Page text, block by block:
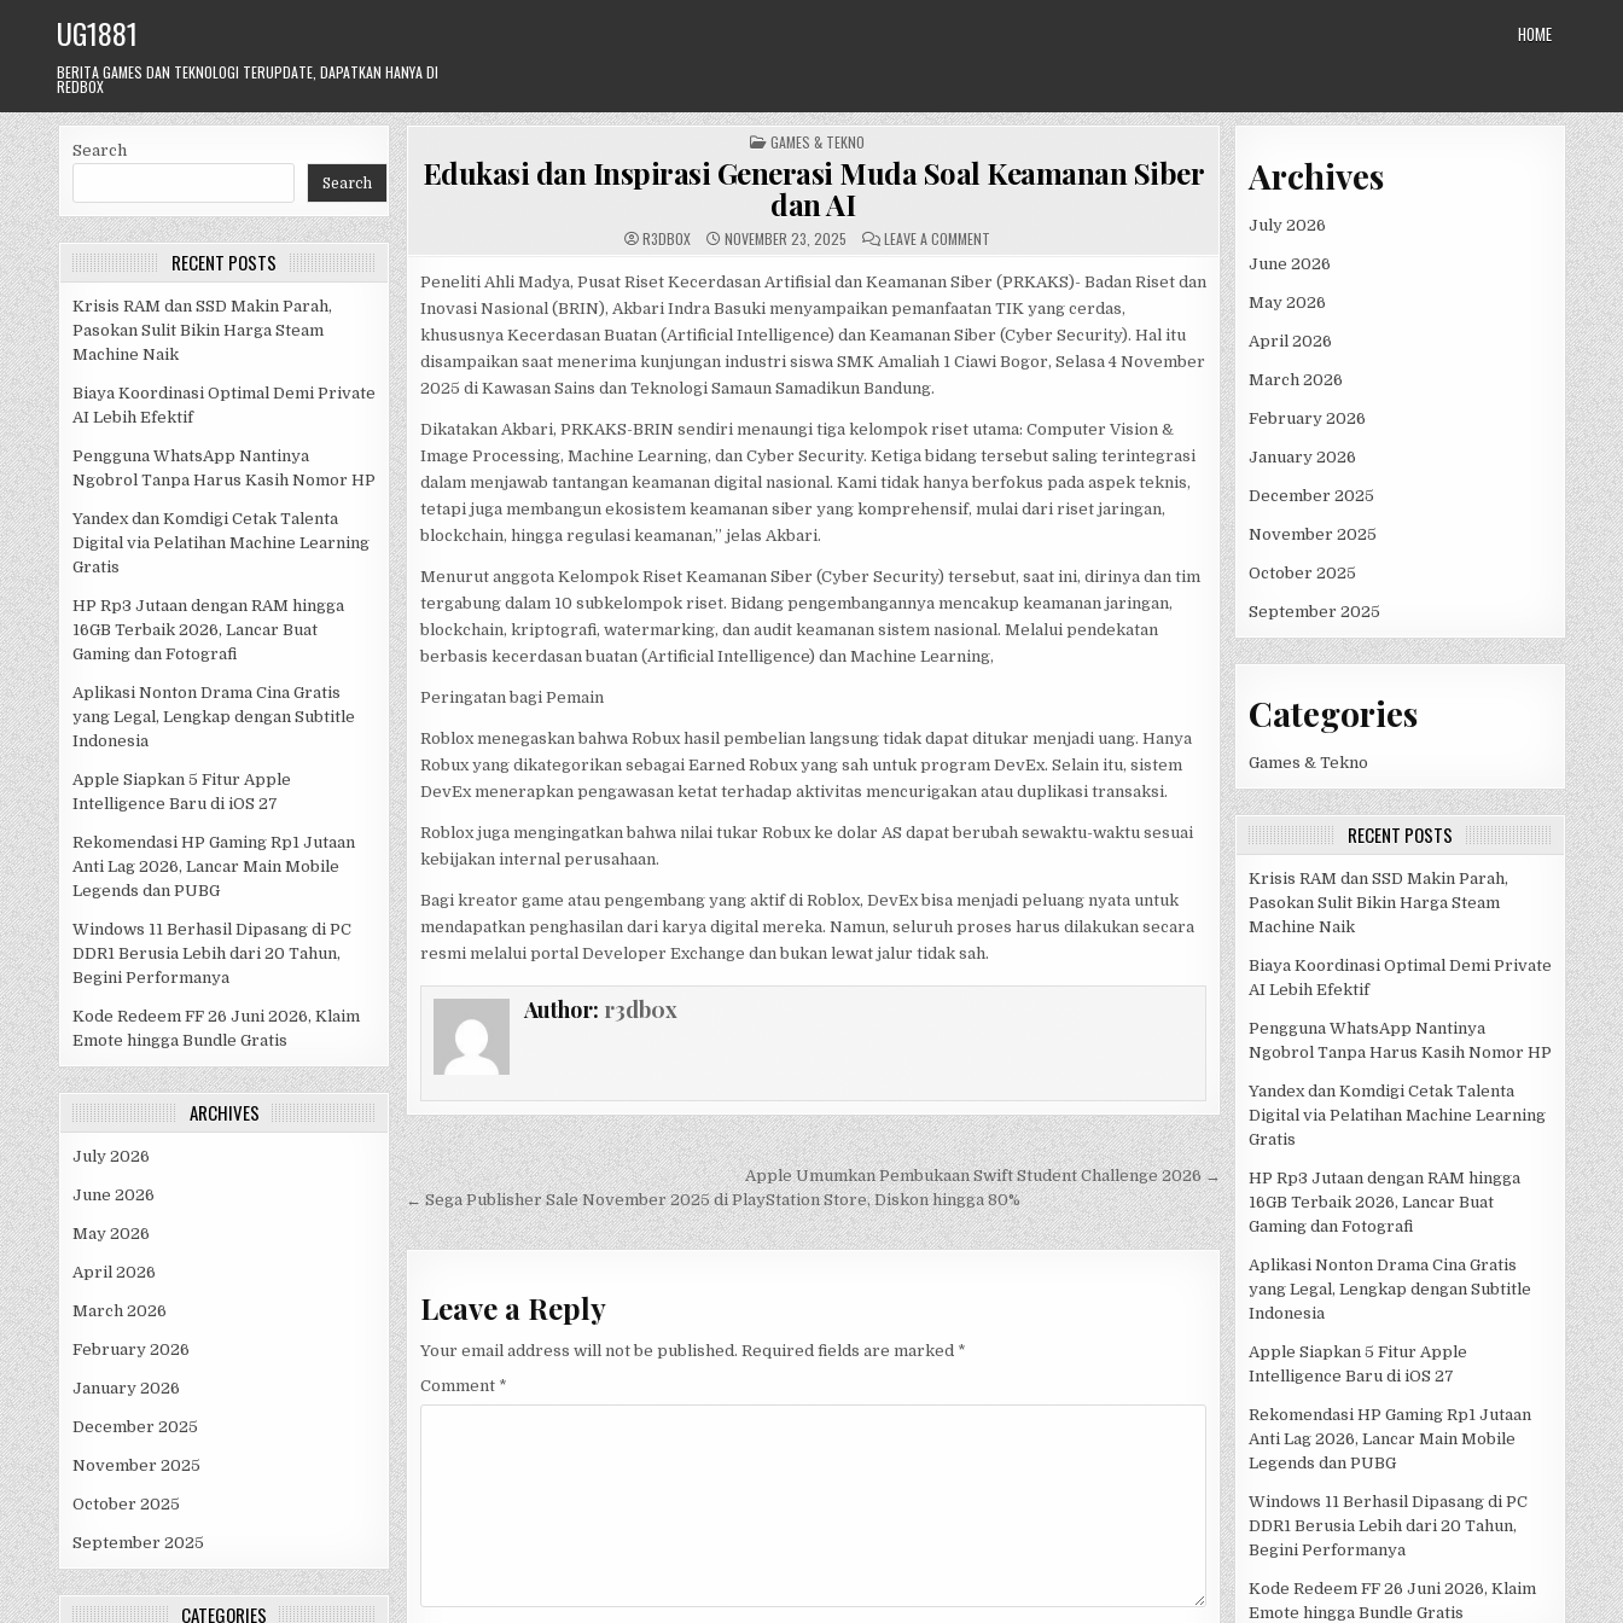
UG1881
BERITA GAMES DAN TEKNOLOGI TERUPDATE, DAPATKAN HANYA DI
REDBOX
HOME
Search
Search
RECENT POSTS
Krisis RAM dan SSD Makin Parah,
Pasokan Sulit Bikin Harga Steam
Machine Naik
Biaya Koordinasi Optimal Demi Private
AI Lebih Efektif
Pengguna WhatsApp Nantinya
Ngobrol Tanpa Harus Kasih Nomor HP
Yandex dan Komdigi Cetak Talenta
Digital via Pelatihan Machine Learning
Gratis
HP Rp3 Jutaan dengan RAM hingga
16GB Terbaik 2026, Lancar Buat
Gaming dan Fotografi
Aplikasi Nonton Drama Cina Gratis
yang Legal, Lengkap dengan Subtitle
Indonesia
Apple Siapkan 5 Fitur Apple
Intelligence Baru di iOS 27
Rekomendasi HP Gaming Rp1 Jutaan
Anti Lag 2026, Lancar Main Mobile
Legends dan PUBG
Windows 11 Berhasil Dipasang di PC
DDR1 Berusia Lebih dari 20 Tahun,
Begini Performanya
Kode Redeem FF 26 Juni 2026, Klaim
Emote hingga Bundle Gratis
ARCHIVES
July 2026
June 2026
May 2026
April 2026
March 2026
February 2026
January 2026
December 2025
November 2025
October 2025
September 2025
CATEGORIES
POSTED
IN
GAMES & TEKNO
Edukasi dan Inspirasi Generasi Muda Soal Keamanan Siber
dan AI
R3DB0X NOVEMBER 23, 2025 LEAVE A COMMENTON
INSPIRASI
GENERASI
MUDA
SOAL
KEAMANAN
SIBER
DAN
Peneliti Ahli Madya, Pusat Riset Kecerdasan Artifisial dan Keamanan Siber (PRKAKS)- Badan Riset dan
Inovasi Nasional (BRIN), Akbari Indra Basuki menyampaikan pemanfaatan TIK yang cerdas,
khususnya Kecerdasan Buatan (Artificial Intelligence) dan Keamanan Siber (Cyber Security). Hal itu
disampaikan saat menerima kunjungan industri siswa SMK Amaliah 1 Ciawi Bogor, Selasa 4 November
2025 di Kawasan Sains dan Teknologi Samaun Samadikun Bandung.
Dikatakan Akbari, PRKAKS-BRIN sendiri menaungi tiga kelompok riset utama: Computer Vision &
Image Processing, Machine Learning, dan Cyber Security. Ketiga bidang tersebut saling terintegrasi
dalam menjawab tantangan keamanan digital nasional. Kami tidak hanya berfokus pada aspek teknis,
tetapi juga membangun ekosistem keamanan siber yang komprehensif, mulai dari riset jaringan,
blockchain, hingga regulasi keamanan,” jelas Akbari.
Menurut anggota Kelompok Riset Keamanan Siber (Cyber Security) tersebut, saat ini, dirinya dan tim
tergabung dalam 10 subkelompok riset. Bidang pengembangannya mencakup keamanan jaringan,
blockchain, kriptografi, watermarking, dan audit keamanan sistem nasional. Melalui pendekatan
berbasis kecerdasan buatan (Artificial Intelligence) dan Machine Learning,
Peringatan bagi Pemain
Roblox menegaskan bahwa Robux hasil pembelian langsung tidak dapat ditukar menjadi uang. Hanya
Robux yang dikategorikan sebagai Earned Robux yang sah untuk program DevEx. Selain itu, sistem
DevEx menerapkan pengawasan ketat terhadap aktivitas mencurigakan atau duplikasi transaksi.
Roblox juga mengingatkan bahwa nilai tukar Robux ke dolar AS dapat berubah sewaktu-waktu sesuai
kebijakan internal perusahaan.
Bagi kreator game atau pengembang yang aktif di Roblox, DevEx bisa menjadi peluang nyata untuk
mendapatkan penghasilan dari karya digital mereka. Namun, seluruh proses harus dilakukan secara
resmi melalui portal Developer Exchange dan bukan lewat jalur tidak sah.
Author: r3db0x
Post
navigation
Apple Umumkan Pembukaan Swift Student Challenge 2026 →
← Sega Publisher Sale November 2025 di PlayStation Store, Diskon hingga 80%
Leave a Reply
Your email address will not be published. Required fields are marked *
Comment *
Archives
July 2026
June 2026
May 2026
April 2026
March 2026
February 2026
January 2026
December 2025
November 2025
October 2025
September 2025
Categories
Games & Tekno
RECENT POSTS
Krisis RAM dan SSD Makin Parah,
Pasokan Sulit Bikin Harga Steam
Machine Naik
Biaya Koordinasi Optimal Demi Private
AI Lebih Efektif
Pengguna WhatsApp Nantinya
Ngobrol Tanpa Harus Kasih Nomor HP
Yandex dan Komdigi Cetak Talenta
Digital via Pelatihan Machine Learning
Gratis
HP Rp3 Jutaan dengan RAM hingga
16GB Terbaik 2026, Lancar Buat
Gaming dan Fotografi
Aplikasi Nonton Drama Cina Gratis
yang Legal, Lengkap dengan Subtitle
Indonesia
Apple Siapkan 5 Fitur Apple
Intelligence Baru di iOS 27
Rekomendasi HP Gaming Rp1 Jutaan
Anti Lag 2026, Lancar Main Mobile
Legends dan PUBG
Windows 11 Berhasil Dipasang di PC
DDR1 Berusia Lebih dari 20 Tahun,
Begini Performanya
Kode Redeem FF 26 Juni 2026, Klaim
Emote hingga Bundle Gratis